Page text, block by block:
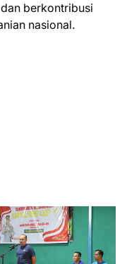
berkontribusi
nasional.